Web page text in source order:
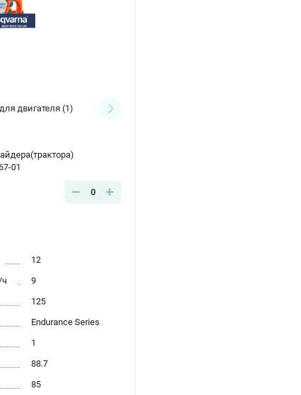
двигателя (1)
01
0
12
9
125
Endurance Series
1
88.7
85